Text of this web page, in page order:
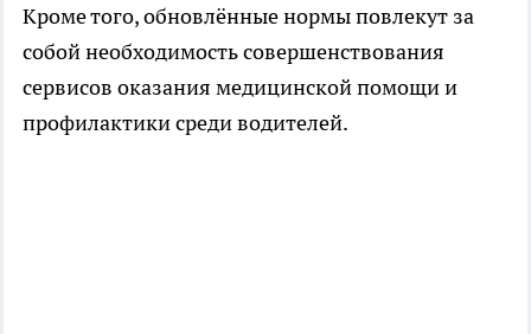
Кроме того, обновлённые нормы повлекут за
собой необходимость совершенствования
сервисов оказания медицинской помощи и
профилактики среди водителей.